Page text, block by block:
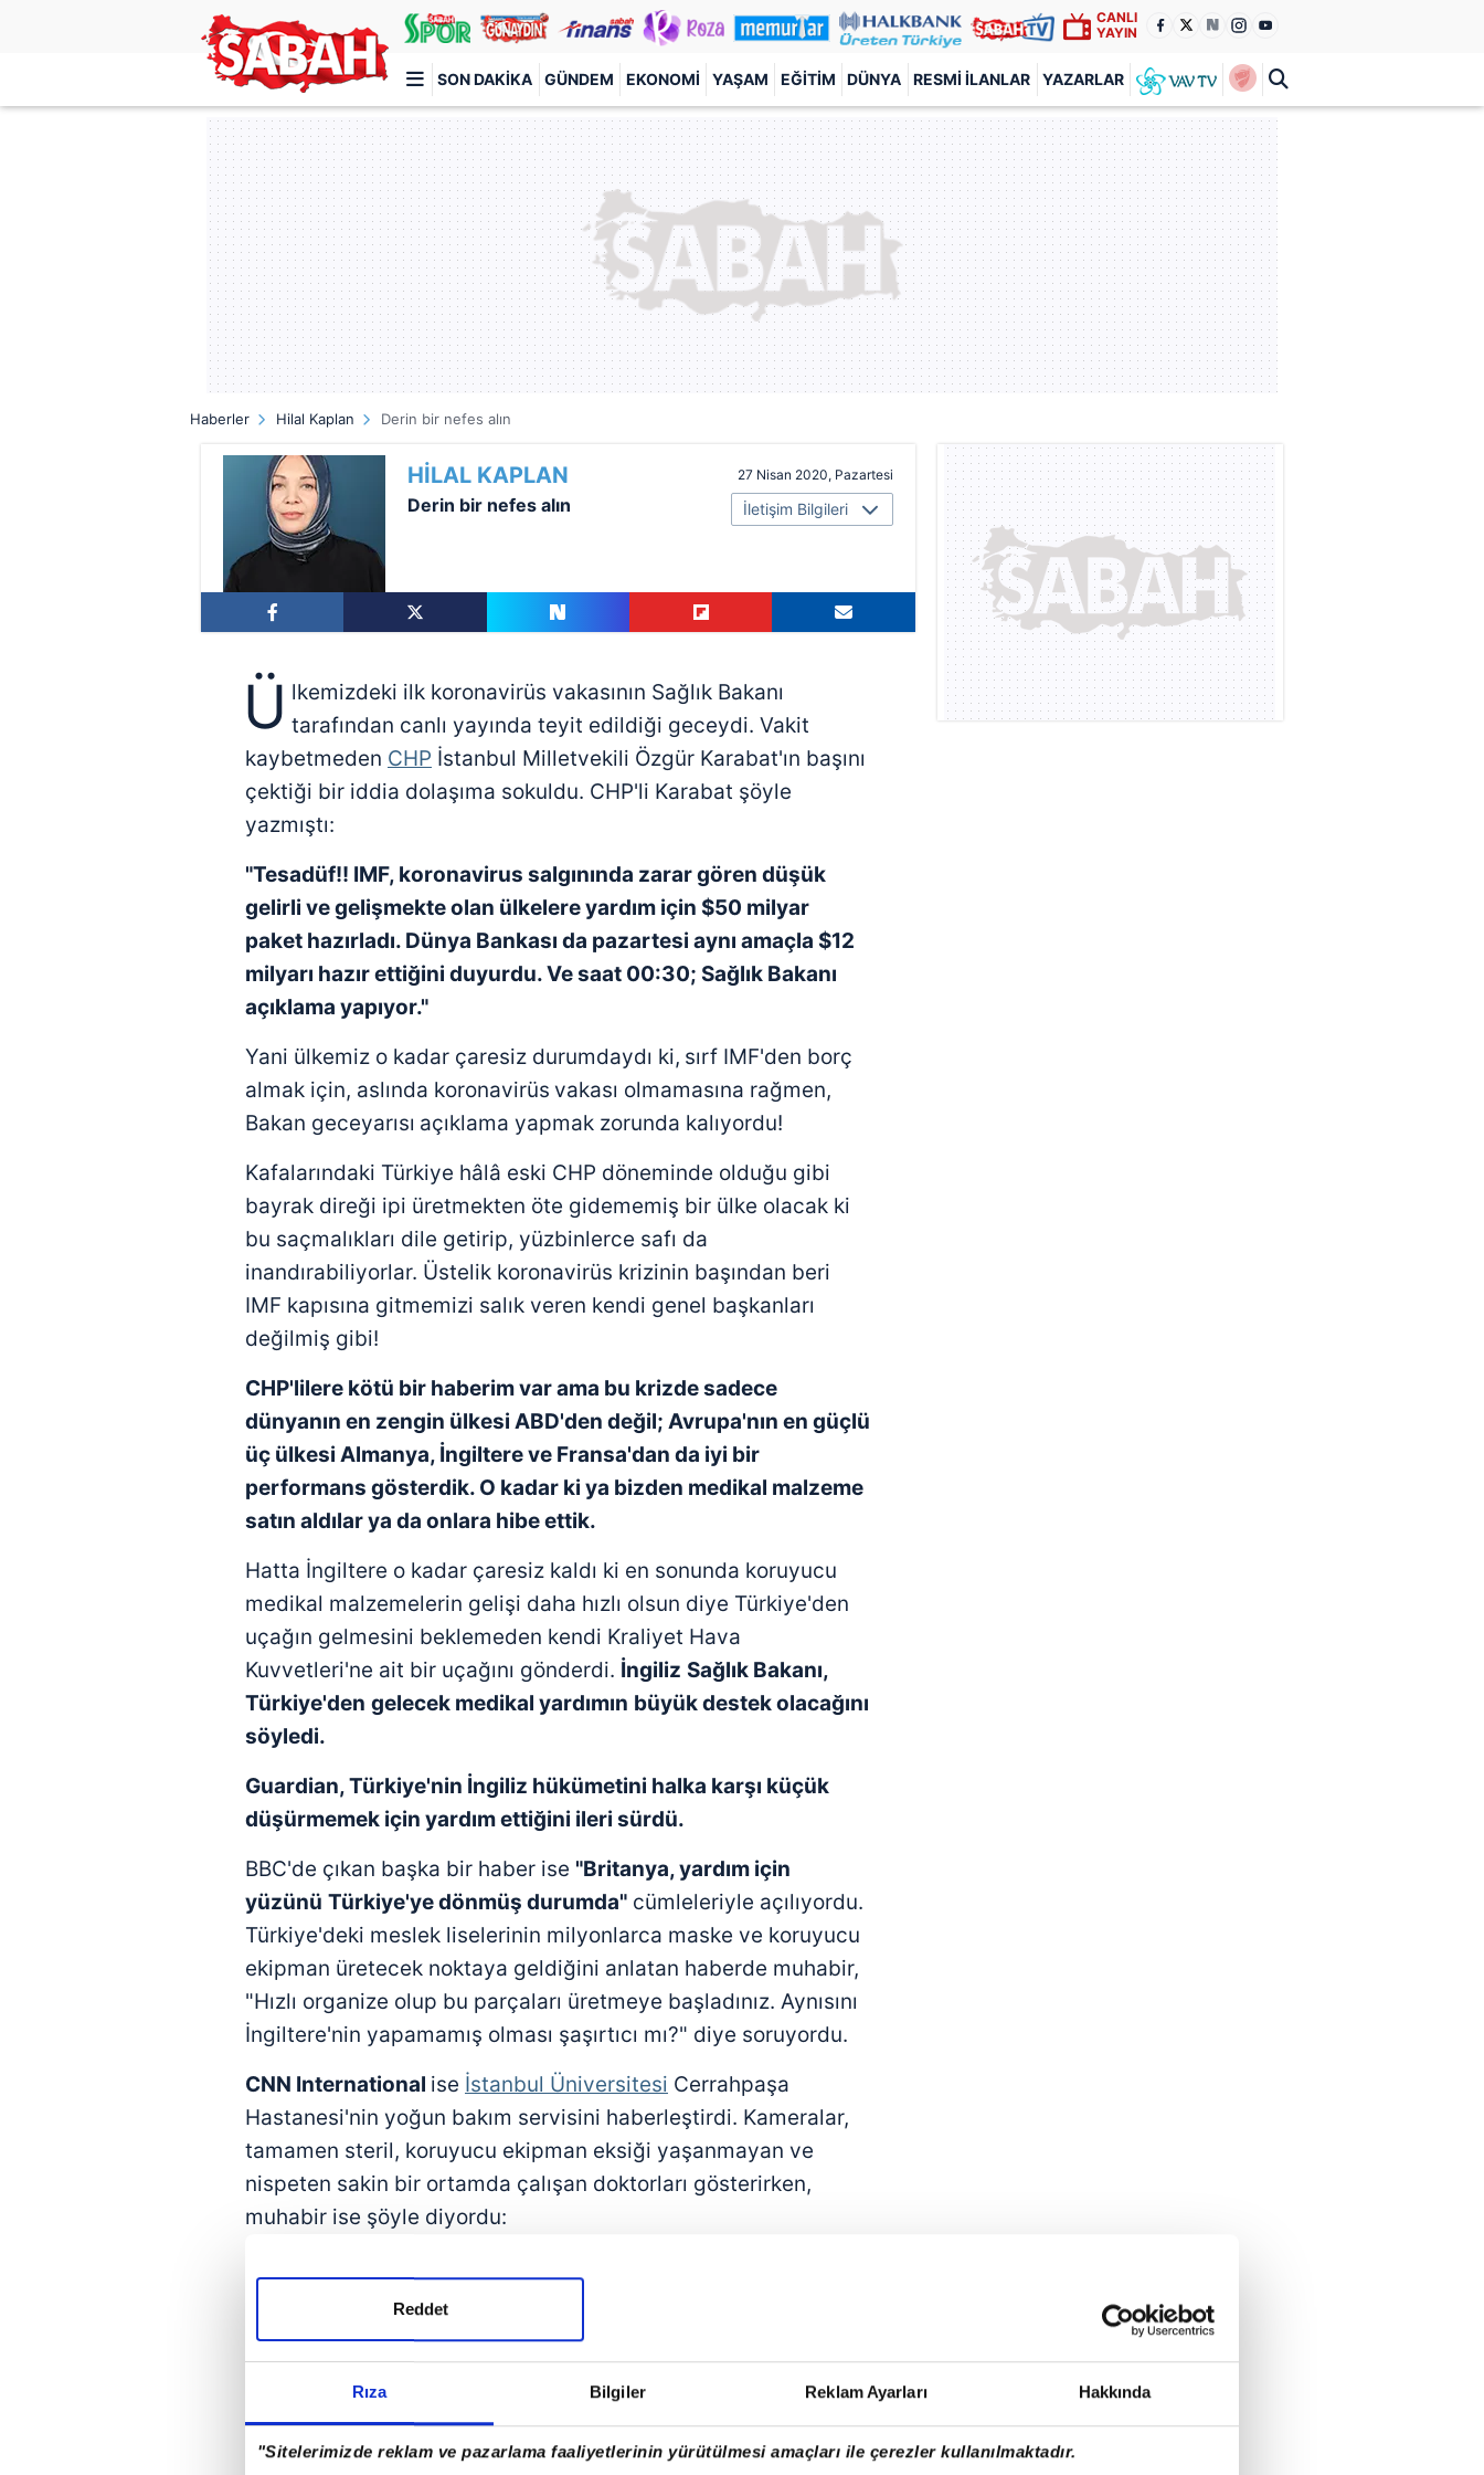
Rıza Bilgiler Reklam Ayarları Hakkında
"Sitelerimizde reklam ve pazarlama faaliyetlerinin yürütülmesi amaçları ile çerezler kullanılmaktadır.
Reddet
CANLI
YAYIN
SON DAKIKA GÜNDEM EKONOMI YAŞAM EĞITIM DÜNYA RESMI İLANLAR YAZARLAR
Türkiye'nin en iyi haber sitesi
Haberler Hilal Kaplan Derin bir nefes alın
İletişim Bilgileri
27 Nisan 2020, Pazartesi
HİLAL KAPLAN
Derin bir nefes alın
Ü lkemizdeki ilk koronavirüs vakasının Sağlık Bakanı
tarafından canlı yayında teyit edildiği geceydi. Vakit
kaybetmeden CHP İstanbul Milletvekili Özgür Karabat'ın başını
çektiği bir iddia dolaşıma sokuldu. CHP'li Karabat şöyle
yazmıştı:
"Tesadüf!! IMF, koronavirus salgınında zarar gören düşük
gelirli ve gelişmekteolan ülkelere yardım için $50 milyar
paket hazırladı. Dünya Bankası da pazartesi aynı amaçla $12
milyarı hazır ettiğini duyurdu. Ve saat 00:30; Sağlık Bakanı
açıklama yapıyor."
Yani ülkemiz o kadar çaresiz durumdaydı ki, sırf IMF'den borç
almak için, aslında koronavirüs vakası olmamasına rağmen,
Bakan geceyarısı açıklama yapmak zorunda kalıyordu!
Kafalarındaki Türkiye hâlâ eski CHP döneminde olduğu gibi
bayrak direği ipi üretmekten öte gidememiş bir ülke olacak ki
bu saçmalıkları dile getirip, yüzbinlerce safı da
inandırabiliyorlar. Üstelik koronavirüs krizinin başından beri
IMF kapısına gitmemizi salık veren kendi genel başkanları
değilmiş gibi!
CHP'lilere kötü bir haberim var ama bu krizde sadece
dünyanın en zengin ülkesi ABD'den değil; Avrupa'nın en güçlü
üç ülkesi Almanya, İngiltere ve Fransa'dan da iyi bir
performans gösterdik. O kadar ki ya bizden medikal malzeme
satın aldılar ya da onlara hibe ettik.
Hatta İngiltere o kadar çaresiz kaldı ki en sonunda koruyucu
medikal malzemelerin gelişi daha hızlı olsun diye Türkiye'den
uçağın gelmesini beklemeden kendi Kraliyet Hava
Kuvvetleri'ne ait bir uçağını gönderdi. İngiliz Sağlık Bakanı,
Türkiye'den gelecek medikal yardımın büyük destek olacağını
söyledi.
Guardian, Türkiye'nin İngiliz hükümetini halka karşı küçük
düşürmemek için yardım ettiğini ileri sürdü.
BBC'de çıkan başka bir haber ise "Britanya, yardım için
yüzünü Türkiye'ye dönmüş durumda" cümleleriyle açılıyordu.
Türkiye'deki meslek liselerinin milyonlarca maske ve koruyucu
ekipman üretecek noktaya geldiğini anlatan haberde muhabir,
"Hızlı organize olup bu parçaları üretmeye başladınız. Aynısını
İngiltere'nin yapamamış olması şaşırtıcı mı?" diye soruyordu.
CNN International ise İstanbul Üniversitesi Cerrahpaşa
Hastanesi'nin yoğun bakım servisini haberleştirdi. Kameralar,
tamamen steril, koruyucu ekipman eksiği yaşanmayan ve
nispeten sakin bir ortamda çalışan doktorları gösterirken,
muhabir ise şöyle diyordu:
durmayı başardı...
Burda, ABD veya Avrupa'da olduğu
veya hastane yatağı
AlmanBild, "Erdoğan, korona krizindennasıl faydalanıyor";
FransızLe Mondeise "Erdoğan, salgını bölgesel hırsları için